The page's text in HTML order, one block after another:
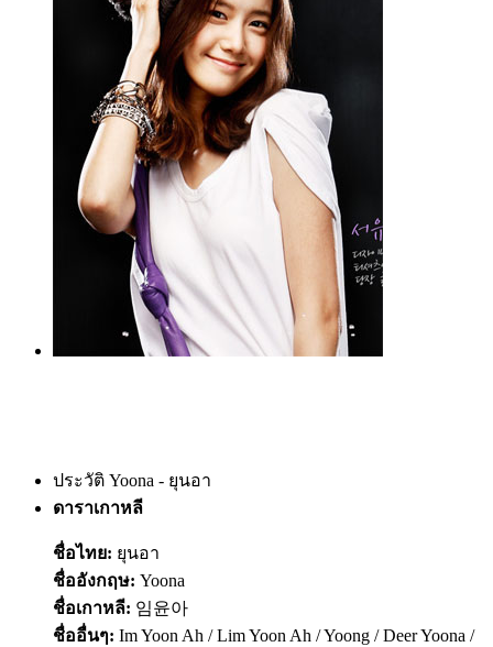
ประวัติ Yoona - ยุนอา
ดาราเกาหลี
ชื่อไทย: ยุนอา
ชื่ออังกฤษ: Yoona
ชื่อเกาหลี: 임윤아
ชื่ออื่นๆ: Im Yoon Ah / Lim Yoon Ah / Yoong / Deer Yoona /